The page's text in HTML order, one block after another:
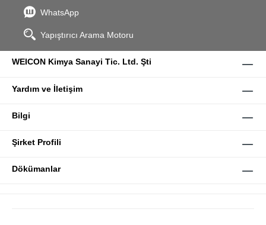
WhatsApp
Yapıştırıcı Arama Motoru
WEICON Kimya Sanayi Tic. Ltd. Şti
Yardım ve İletişim
Bilgi
Şirket Profili
Dökümanlar